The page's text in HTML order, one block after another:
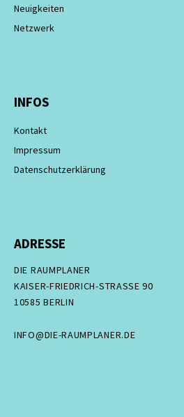
Neuigkeiten
Netzwerk
INFOS
Kontakt
Impressum
Datenschutzerklärung
ADRESSE
DIE RAUMPLANER
KAISER-FRIEDRICH-STRASSE 90
10585 BERLIN
INFO@DIE-RAUMPLANER.DE